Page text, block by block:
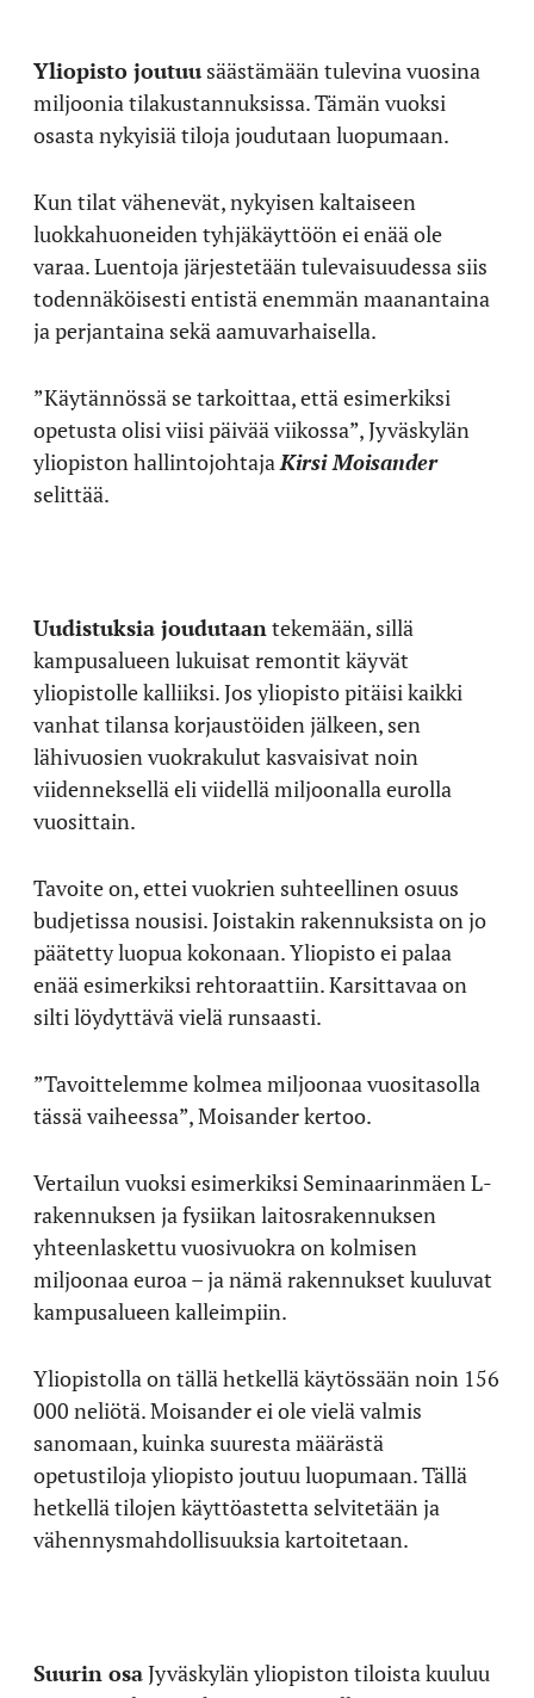
Yliopisto joutuu säästämään tulevina vuosina
miljoonia tilakustannuksissa. Tämän vuoksi
osasta nykyisiä tiloja joudutaan luopumaan.
Kun tilat vähenevät, nykyisen kaltaiseen
luokkahuoneiden tyhjäkäyttöön ei enää ole
varaa. Luentoja järjestetään tulevaisuudessa siis
todennäköisesti entistä enemmän maanantaina
ja perjantaina sekä aamuvarhaisella.
”Käytännössä se tarkoittaa, että esimerkiksi
opetusta olisi viisi päivää viikossa”, Jyväskylän
yliopiston hallintojohtaja Kirsi Moisander
selittää.
Uudistuksia joudutaan tekemään, sillä
kampusalueen lukuisat remontit käyvät
yliopistolle kalliiksi. Jos yliopisto pitäisi kaikki
vanhat tilansa korjaustöiden jälkeen, sen
lähivuosien vuokrakulut kasvaisivat noin
viidenneksellä eli viidellä miljoonalla eurolla
vuosittain.
Tavoite on, ettei vuokrien suhteellinen osuus
budjetissa nousisi. Joistakin rakennuksista on jo
päätetty luopua kokonaan. Yliopisto ei palaa
enää esimerkiksi rehtoraattiin. Karsittavaa on
silti löydyttävä vielä runsaasti.
”Tavoittelemme kolmea miljoonaa vuositasolla
tässä vaiheessa”, Moisander kertoo.
Vertailun vuoksi esimerkiksi Seminaarinmäen L-
rakennuksen ja fysiikan laitosrakennuksen
yhteenlaskettu vuosivuokra on kolmisen
miljoonaa euroa – ja nämä rakennukset kuuluvat
kampusalueen kalleimpiin.
Yliopistolla on tällä hetkellä käytössään noin 156
000 neliötä. Moisander ei ole vielä valmis
sanomaan, kuinka suuresta määrästä
opetustiloja yliopisto joutuu luopumaan. Tällä
hetkellä tilojen käyttöastetta selvitetään ja
vähennysmahdollisuuksia kartoitetaan.
Suurin osaJyväskylän yliopiston tiloista kuuluu